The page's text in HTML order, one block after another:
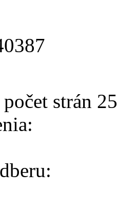
strán